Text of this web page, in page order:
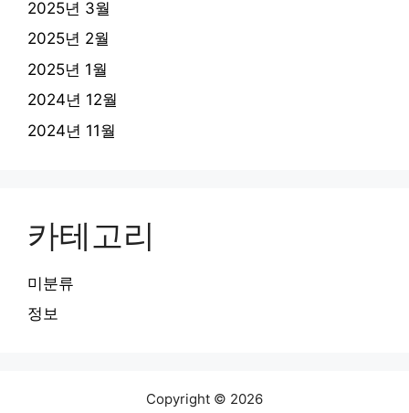
2025년 3월
2025년 2월
2025년 1월
2024년 12월
2024년 11월
카테고리
미분류
정보
Copyright © 2026